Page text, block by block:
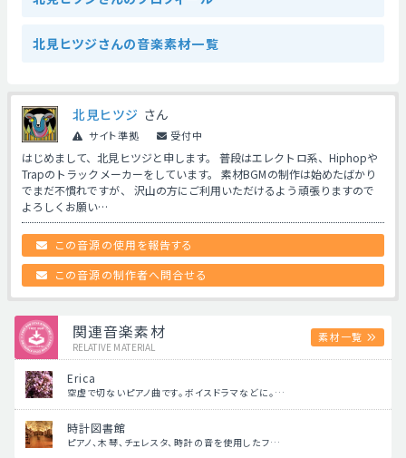
北見ヒツジさんの音楽素材一覧
北見ヒツジ さん
サイト準拠 受付中
はじめまして、北見ヒツジと申します。 普段はエレクトロ系、Hiphopや
Trapのトラックメーカーをしています。 素材BGMの制作は始めたばかり
でまだ不慣れですが、 沢山の方にご利用いただけるよう頑張りますので
よろしくお願い…
この音源の使用を報告する
この音源の制作者へ問合せる
関連音楽素材
RELATIVE MATERIAL
素材一覧
Erica
空虚で切ないピアノ曲です。ボイスドラマなどに。…
時計図書館
ピアノ、木琴、チェレスタ、時計の音を使用したフ…